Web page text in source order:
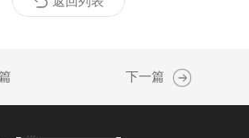
下一篇